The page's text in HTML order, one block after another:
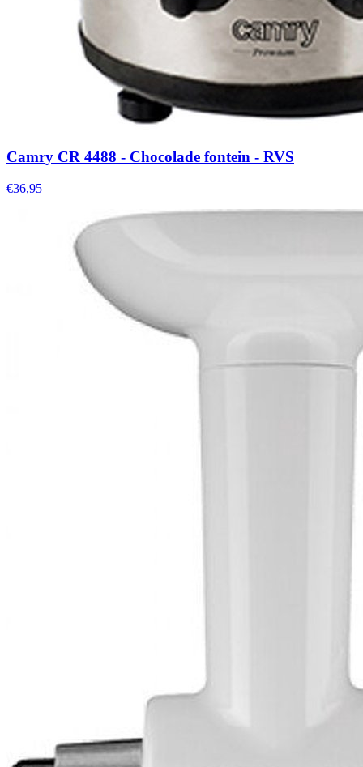
Camry CR 4488 - Chocolade fontein - RVS
€36,95